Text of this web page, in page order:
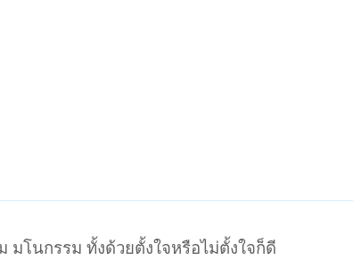
มโนกรรม ทั้งด้วยตั้งใจหรือไม่ตั้งใจก็ดี